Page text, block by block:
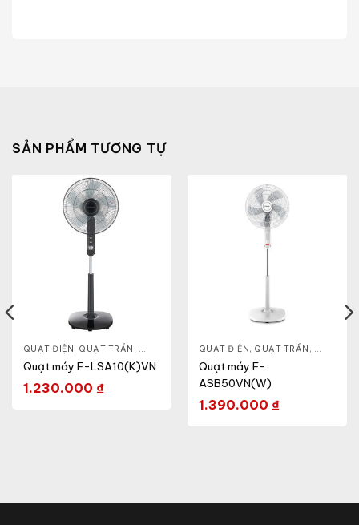
SẢN PHẨM TƯƠNG TỰ
QUẠT ĐIỆN, QUẠT TRẦN , QUẠT ĐỨNG
Quạt máy F-LSA10(K)VN
1.230.000 ₫
QUẠT ĐIỆN, QUẠT TRẦN , QUẠT
Quạt máy F-
ASB50VN(W)
1.390.000 ₫
TRẦN,QUẠT GẮN TƯỜNG